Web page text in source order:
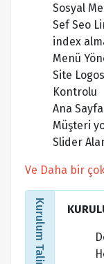
Sosyal
Sef Seo
index
Menü
Site
Kontrolu
Ana
Müşteri
Slider
Ve Daha bir